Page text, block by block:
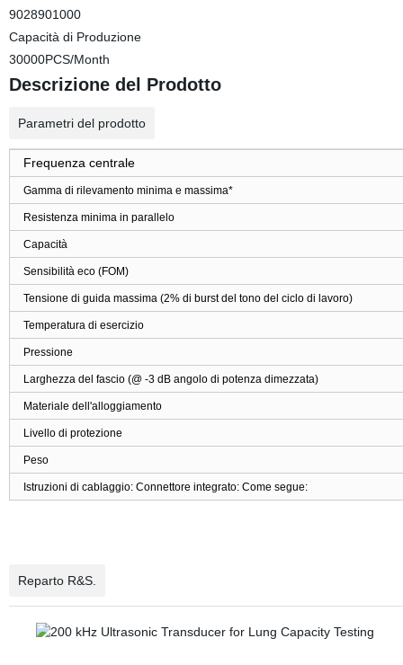
9028901000
Capacità di Produzione
30000PCS/Month
Descrizione del Prodotto
Parametri del prodotto
Frequenza centrale
Gamma di rilevamento minima e massima*
Resistenza minima in parallelo
Capacità
Sensibilità eco(FOM)
Tensione di guida massima (2% di burst del tono del ciclo di lavoro)
Temperatura di esercizio
Pressione
Larghezza del fascio (@ -3 dBangolo di potenza dimezzata)
Materiale dell'alloggiamento
Livello di protezione
Peso
Istruzioni di cablaggio: Connettore integrato:Come segue:
Reparto R&S.